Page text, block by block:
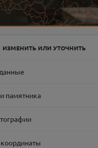
ИЗМЕНИТЬ ИЛИ УТОЧНИТЬ
памятника
координаты